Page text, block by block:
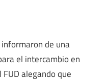
de una
el intercambioen
FUD alegando que